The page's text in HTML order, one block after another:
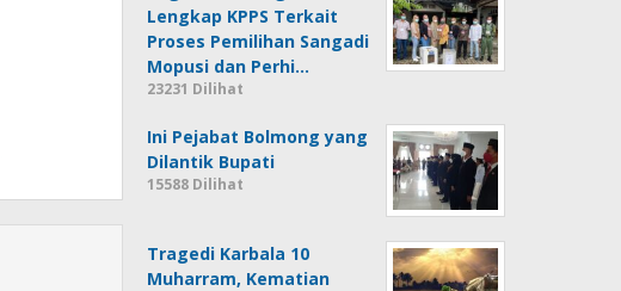
Lengkap KPPS Terkait
Proses Pemilihan Sangadi
Mopusi dan Perhi…
23231 Dilihat
Ini Pejabat Bolmong yang
Dilantik Bupati
15588 Dilihat
Tragedi Karbala 10
Muharram, Kematian